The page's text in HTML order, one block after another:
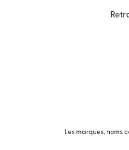
Les marques, noms